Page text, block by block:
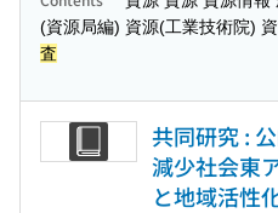
(資源局編) 資源(工業技術院)
査
共同研究 :
減少社会東
と地域活性